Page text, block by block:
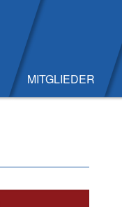
MITGLIEDER